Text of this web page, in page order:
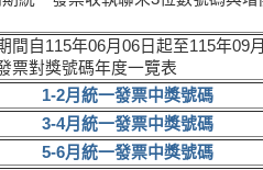
間自115年06月06日起至115年09
票對獎號碼年度一覽表
1-2月統一發票中獎號碼
3-4月統一發票中獎號碼
5-6月統一發票中獎號碼